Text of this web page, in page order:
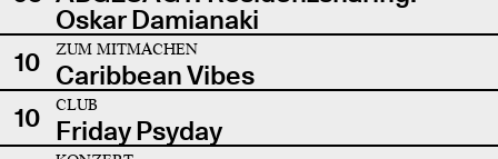
Oskar Damianaki
10
ZUM MITMACHEN
Caribbean Vibes
10
CLUB
Friday Psyday